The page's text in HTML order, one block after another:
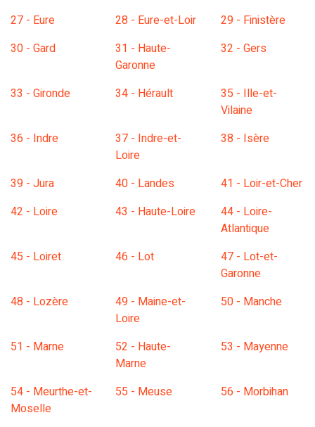
27 - Eure
28 - Eure-et-Loir
29 - Finistère
30 - Gard
31 - Haute-
Garonne
32 - Gers
33 - Gironde 34 - Hérault
35 - Ille-et-
Vilaine
36 - Indre
37 - Indre-et-
Loire
38 - Isère
39 - Jura 40 - Landes
41 - Loir-et-Cher
42 - Loire
43 - Haute-Loire
44 - Loire-
Atlantique
45 - Loiret
46 - Lot
47 - Lot-et-
Garonne
48 - Lozère
49 - Maine-et-
Loire
50 - Manche
51 - Marne
52 - Haute-
Marne
53 - Mayenne
54 - Meurthe-et-
Moselle
55 - Meuse 56 - Morbihan